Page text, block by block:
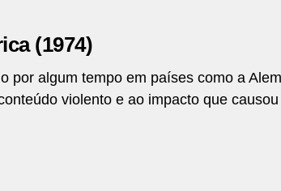
(1974)
por algum tempo em países como a
violento e ao impacto que